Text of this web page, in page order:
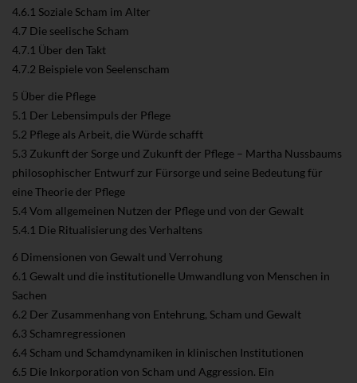
4.6.1 Soziale Scham im Alter
4.7 Die seelische Scham
4.7.1 Über den Takt
4.7.2 Beispiele von Seelenscham
5 Über die Pflege
5.1 Der Lebensimpuls der Pflege
5.2 Pflege als Arbeit, die Würde schafft
5.3 Zukunft der Sorge und Zukunft der Pflege – Martha Nussbaums
philosophischer Entwurf zur Fürsorge und seine Bedeutung für
eine Theorie der Pflege
5.4 Vom allgemeinen Nutzen der Pflege und von der Gewalt
5.4.1 Die Ritualisierung des Verhaltens
6 Dimensionen von Gewalt und Verrohung
6.1 Gewalt und die institutionelle Umwandlung von Menschen in
Sachen
6.2 Der Zusammenhang von Entehrung, Scham und Gewalt
6.3 Schamregressionen
6.4 Scham und Schamdynamiken in klinischen Institutionen
6.5 Die Inkorporation von Scham und Aggression. Ein